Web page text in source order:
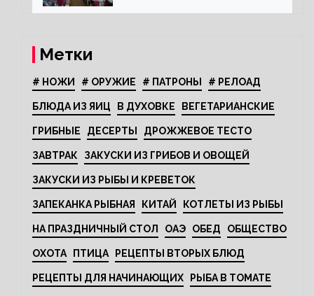
Метки
# НОЖИ # ОРУЖИЕ # ПАТРОНЫ # РЕЛОАД
БЛЮДА ИЗ ЯИЦ В ДУХОВКЕ ВЕГЕТАРИАНСКИЕ
ГРИБНЫЕ ДЕСЕРТЫ ДРОЖЖЕВОЕ ТЕСТО
ЗАВТРАК ЗАКУСКИ ИЗ ГРИБОВ И ОВОЩЕЙ
ЗАКУСКИ ИЗ РЫБЫ И КРЕВЕТОК
ЗАПЕКАНКА РЫБНАЯ КИТАЙ КОТЛЕТЫ ИЗ РЫБЫ
НА ПРАЗДНИЧНЫЙ СТОЛ ОАЭ ОБЕД ОБЩЕСТВО
ОХОТА ПТИЦА РЕЦЕПТЫ ВТОРЫХ БЛЮД
РЕЦЕПТЫ ДЛЯ НАЧИНАЮЩИХ РЫБА В ТОМАТЕ